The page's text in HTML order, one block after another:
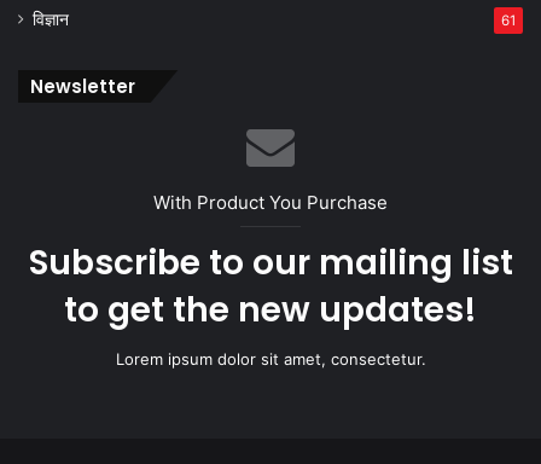
विज्ञान 61
Newsletter
With Product You Purchase
Subscribe to our mailing list
to get the new updates!
Lorem ipsum dolor sit amet, consectetur.